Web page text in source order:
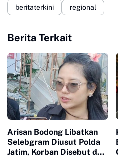
beritaterkini regional
Berita Terkait
Arisan Bodong Libatkan
Selebgram Diusut Polda
Jatim, Korban Disebut dari